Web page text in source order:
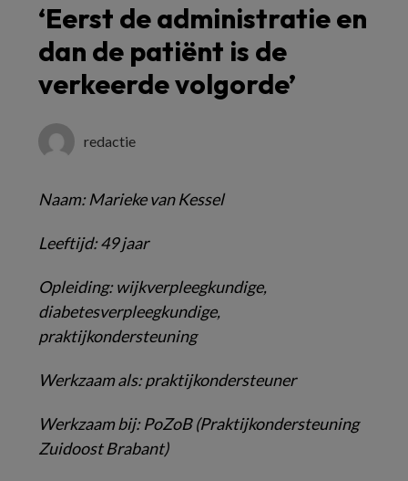
‘Eerst de administratie en
dan de patiënt is de
verkeerde volgorde’
redactie
Naam: Marieke van Kessel
Leeftijd: 49 jaar
Opleiding: wijkverpleegkundige,
diabetesverpleegkundige,
praktijkondersteuning
Werkzaam als: praktijkondersteuner
Werkzaam bij: PoZoB (Praktijkondersteuning
Zuidoost Brabant)